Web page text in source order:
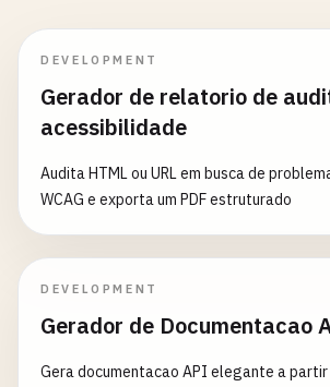
DEVELOPMENT
Gerador de relatorio de
acessibilidade
Audita HTML ou URL em busca de
WCAG e exporta um PDF estruturado
DEVELOPMENT
Gerador de Documentacao
Gera documentacao API elegante a partir